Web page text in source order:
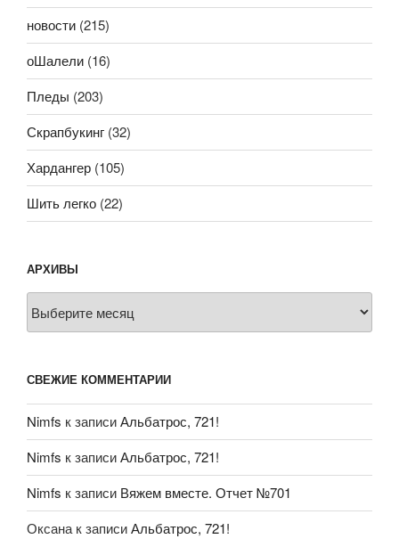
новости (215)
оШалели (16)
Пледы (203)
Скрапбукинг (32)
Хардангер (105)
Шить легко (22)
АРХИВЫ
СВЕЖИЕ КОММЕНТАРИИ
Nimfs к записиАльбатрос, 721!
Nimfs к записиАльбатрос, 721!
Nimfs к записи Вяжем вместе. Отчет №701
Оксанак записиАльбатрос, 721!